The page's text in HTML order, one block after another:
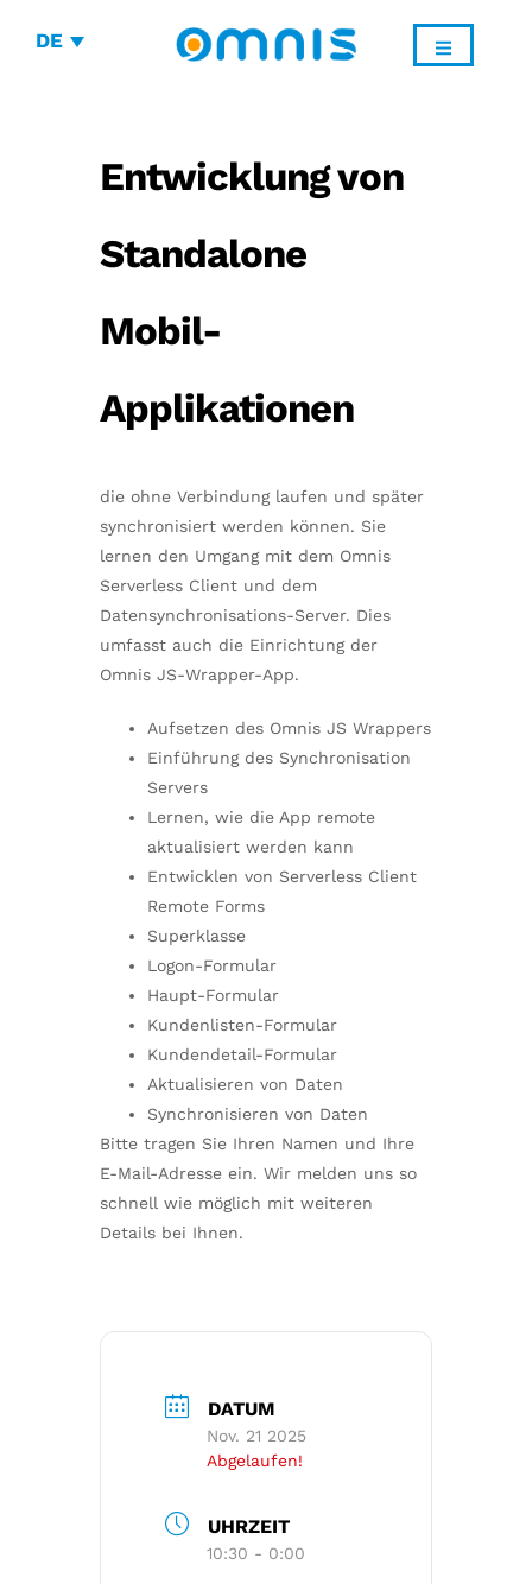
DE
Entwicklung von
Standalone
Mobil-
Applikationen
die ohne Verbindung laufen und später
synchronisiert werden können. Sie
lernen den Umgang mit dem Omnis
Serverless Client und dem
Datensynchronisations-Server. Dies
umfasst auch die Einrichtung der
Omnis JS-Wrapper-App.
Aufsetzen des Omnis JS Wrappers
Einführung des Synchronisation
Servers
Lernen, wie die App remote
aktualisiert werden kann
Entwicklen von Serverless Client
Remote Forms
Superklasse
Logon-Formular
Haupt-Formular
Kundenlisten-Formular
Kundendetail-Formular
Aktualisieren von Daten
Synchronisieren von Daten
Bitte tragen Sie Ihren Namen und Ihre
E-Mail-Adresse ein. Wir melden uns so
schnell wie möglich mit weiteren
Details bei Ihnen.
DATUM
Nov. 21 2025
Abgelaufen!
UHRZEIT
10:30 - 0:00